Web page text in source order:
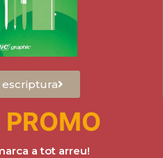
PROMO
a tot arreu!